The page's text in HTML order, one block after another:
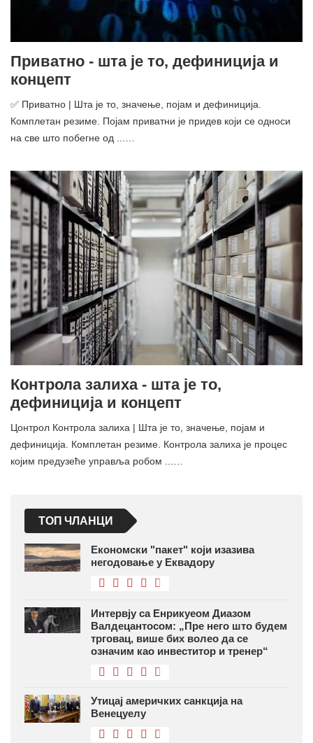
Приватно - шта је то, дефиниција и
концепт
✅ Приватно | Шта је то, значење, појам и дефиниција.
Комплетан резиме. Појам приватни је придев који се односи
на све што побегне од ...…
Контрола залиха - шта је то,
дефиниција и концепт
Цонтрол Контрола залиха | Шта је то, значење, појам и
дефиниција. Комплетан резиме. Контрола залиха је процес
којим предузеће управља робом ...…
ТОП ЧЛАНЦИ
Економски "пакет" који изазива
негодовање у Еквадору
Интервју са Енрикуеом Диазом
Валдецантосом: „Пре него што будем
трговац, више бих волео да се
означим као инвеститор и тренер“
Утицај америчких санкција на
Венецуелу